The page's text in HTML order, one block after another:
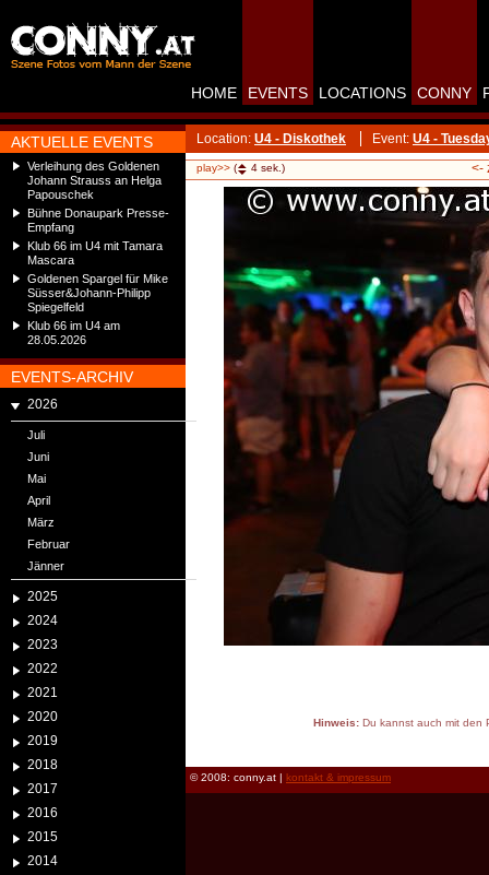
AKTUELLE EVENTS
Verleihung des Goldenen
Johann Strauss an Helga
Papouschek
Bühne Donaupark Presse-
Empfang
Klub 66 im U4 mit Tamara
Mascara
Goldenen Spargel für Mike
Süsser&Johann-Philipp
Spiegelfeld
Klub 66 im U4 am
28.05.2026
EVENTS-ARCHIV
2026
Juli
Juni
Mai
April
März
Februar
Jänner
2025
2024
2023
2022
2021
2020
2019
2018
2017
2016
2015
2014
HOME EVENTS LOCATIONS CONNY
Location: U4 - Diskothek Event: U4 -
play>> ( 4 sek.) <-
Hinweis:Du kannst auch mit den
© 2008: conny.at | kontakt & impressum